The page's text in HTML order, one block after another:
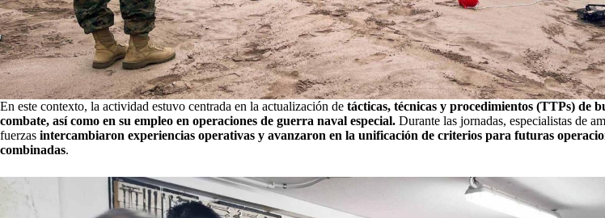
En este contexto, la actividad estuvo centrada en la actualización de tácticas, técnicas y procedimientos (TTPs) de
combate, así como en su empleo en operaciones de guerra naval especial. Durante las jornadas, especialistas de
fuerzas intercambiaron experiencias operativas y avanzaron en la unificación de criterios para futuras
combinadas.